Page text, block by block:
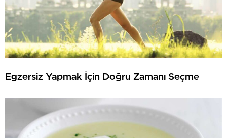
Egzersiz Yapmak İçin Doğru Zamanı Seçme